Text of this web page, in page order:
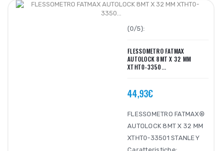
(0/5):
FLESSOMETRO FATMAX
AUTOLOCK 8MT X 32 MM
XTHT0-3350...
44,93€
FLESSOMETRO FATMAX®
AUTOLOCK 8MT X 32 MM
XTHT0-33501 STANLEY